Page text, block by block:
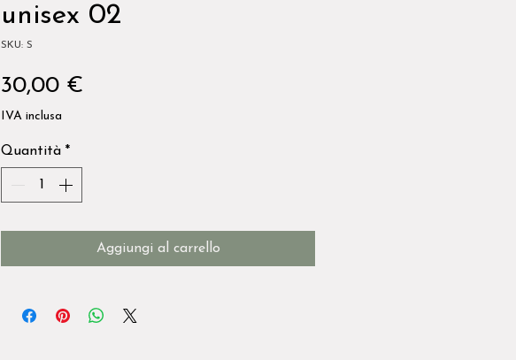
unisex 02
SKU: S
30,00 €
IVA inclusa
Quantità *
Aggiungi al carrello